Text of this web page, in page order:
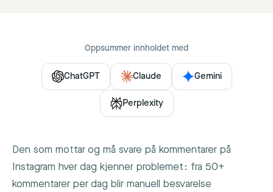
Oppsummer innholdet med
ChatGPT Claude Gemini
Perplexity
Den som mottar og må svare på kommentarer på
Instagram hver dag kjenner problemet: fra 50+
kommentarer per dag blir manuell besvarelse